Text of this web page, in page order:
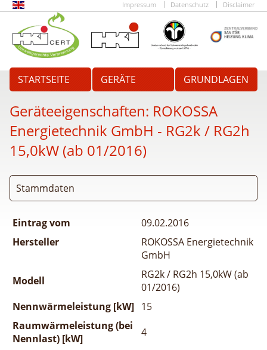
Impressum Datenschutz Disclaimer
STARTSEITE GERÄTE GRUNDLAGEN
Geräteeigenschaften: ROKOSSA
Energietechnik GmbH - RG2k / RG2h
15,0kW (ab 01/2016)
Stammdaten
Eintrag vom
09.02.2016
Hersteller
ROKOSSA Energietechnik
GmbH
Modell
RG2k / RG2h 15,0kW (ab
01/2016)
Nennwärmeleistung [kW] 15
Raumwärmeleistung (bei
Nennlast) [kW]
4